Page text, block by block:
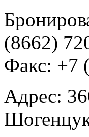
(8662)
Факс: +7
Адрес: